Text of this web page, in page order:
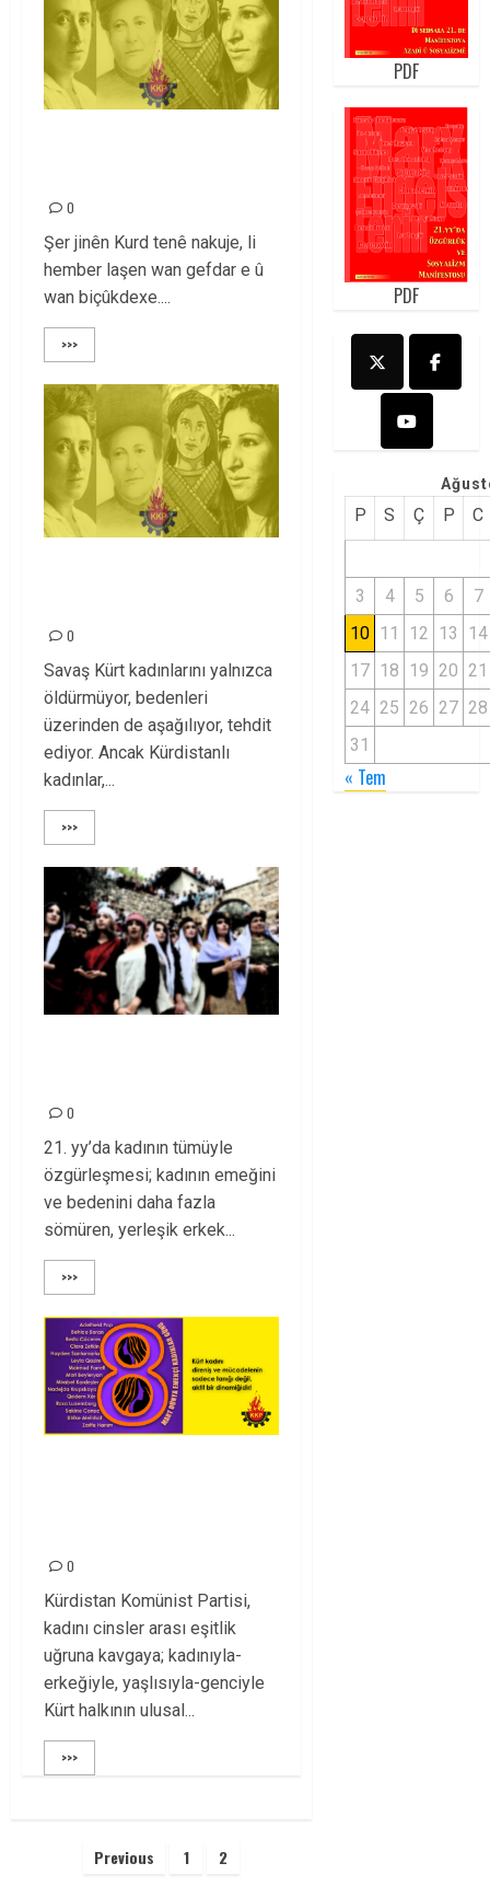
0
Şer jinên Kurd tenê nakuje, li
hember laşen wan gefdar e û
wan biçûkdexe....
>>>
0
Savaş Kürt kadınlarını yalnızca
öldürmüyor, bedenleri
üzerinden de aşağılıyor, tehdit
ediyor. Ancak Kürdistanlı
kadınlar,...
>>>
0
21. yy’da kadının tümüyle
özgürleşmesi; kadının emeğini
ve bedenini daha fazla
sömüren, yerleşik erkek...
>>>
0
Kürdistan Komünist Partisi,
kadını cinsler arası eşitlik
uğruna kavgaya; kadınıyla-
erkeğiyle, yaşlısıyla-genciyle
Kürt halkının ulusal...
>>>
Previous 1 2
PDF
PDF
P S Ç P C
3 4 5 6
7
10 11 12 13
14
17 18 19 20 21
24 25 26 27 28
31
« Tem